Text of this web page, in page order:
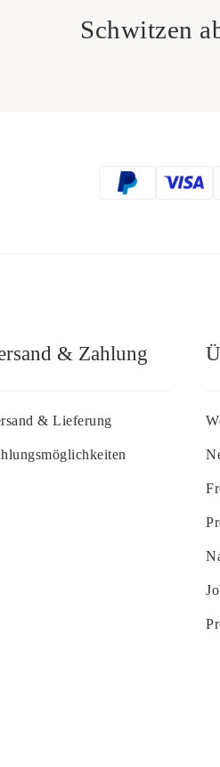
Schwitzen
& Zahlung
& Lieferung